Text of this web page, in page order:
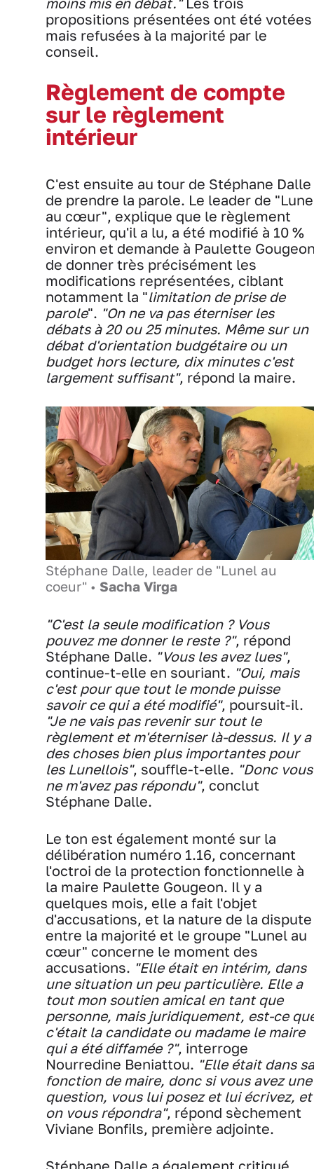
moins mis en débat."Les trois
propositions présentées ont été votées
mais refusées à la majorité par le
conseil.
Règlement de compte
sur le règlement
intérieur
C'est ensuite au tour de Stéphane Dalle
de prendre la parole. Le leader de
au cœur", explique que le règlement
intérieur, qu'il a lu, a été modifié à 10 %
environ et demande à Paulette
de donner très précisément les
modifications représentées, ciblant
notamment la "limitation de prise de
parole". "On ne va pas éterniser les
débats à 20 ou 25 minutes. Même sur un
débat d'orientation budgétaire ou un
budget hors lecture, dix minutes c'est
largement suffisant", répond la maire.
Stéphane Dalle, leader de "Lunel au
coeur" • Sacha Virga
"C'est la seule modification ? Vous
pouvez me donner le reste ?", répond
Stéphane Dalle. "Vous les avez lues",
continue-t-elle en souriant. "Oui, mais
c'est pour que tout le monde puisse
savoir ce qui a été modifié", poursuit-il.
"Je ne vais pas revenir sur tout le
règlement et m'éterniser là-dessus. Il y a
des choses bien plus importantes pour
les Lunellois", souffle-t-elle. "Donc vous
ne m'avez pas répondu", conclut
Stéphane Dalle.
Le ton est également monté sur la
délibération numéro 1.16, concernant
l'octroi de la protection fonctionnelle à
la maire Paulette Gougeon. Il y a
quelques mois, elle a fait l'objet
d'accusations, et la nature de la dispute
entre la majorité et le groupe "Lunel au
cœur" concerne le moment des
accusations. "Elle était en intérim, dans
une situation un peu particulière. Elle a
tout mon soutien amical en tant que
personne, mais juridiquement, est-ce
c'était la candidate ou madame le maire
qui a été diffamée ?", interroge
Nourredine Beniattou. "Elle était dans sa
fonction de maire, donc si vous avez une
question, vous lui posez et lui écrivez, et
on vous répondra", répond sèchement
Viviane Bonfils, première adjointe.